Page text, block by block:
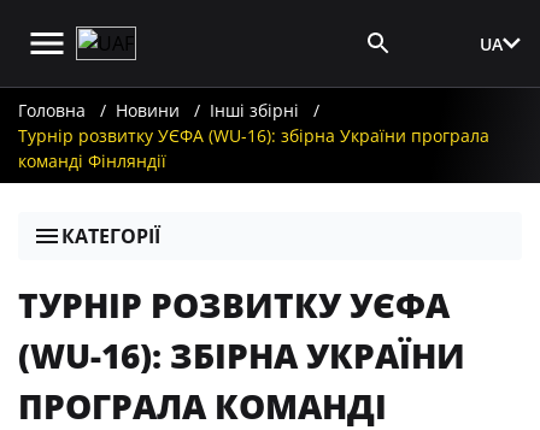
UA
Головна Новини
Інші збірні
Турнір розвитку УЄФА (WU-16): збірна України програла
команді Фінляндії
КАТЕГОРІЇ
ТУРНІР РОЗВИТКУ УЄФА
(WU-16): ЗБІРНА УКРАЇНИ
ПРОГРАЛА КОМАНДІ